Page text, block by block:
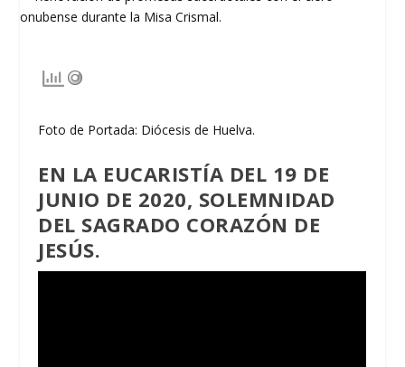
Foto de Portada: Diócesis de Huelva.
EN LA EUCARISTÍA DEL 19 DE
JUNIO DE 2020, SOLEMNIDAD
DEL SAGRADO CORAZÓN DE
JESÚS.